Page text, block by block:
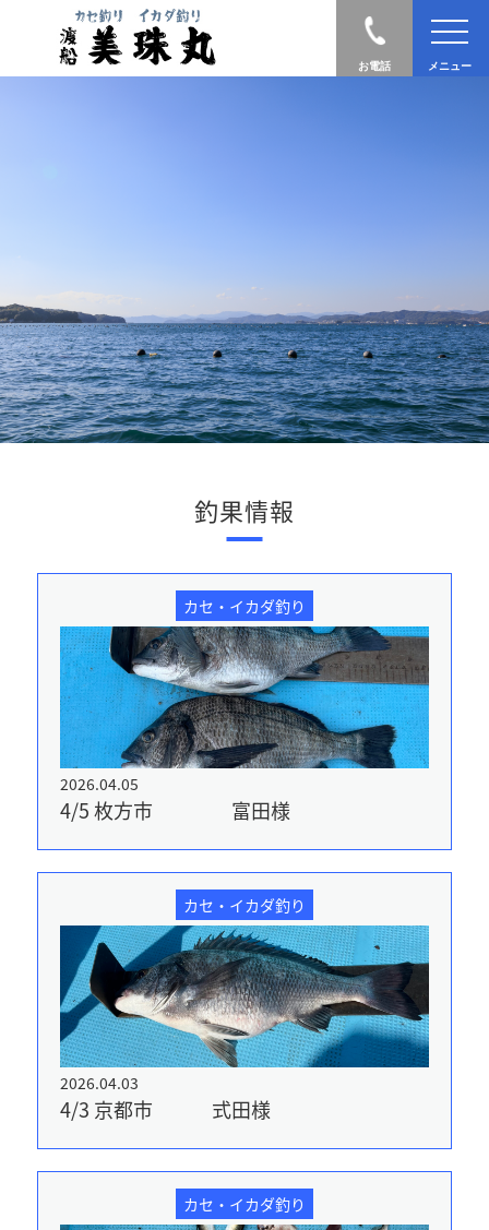
お電話 メニュー
釣果情報
カセ・イカダ釣り
2026.04.05
4/5 枚方市 富田様
カセ・イカダ釣り
2026.04.03
4/3 京都市 式田様
カセ・イカダ釣り